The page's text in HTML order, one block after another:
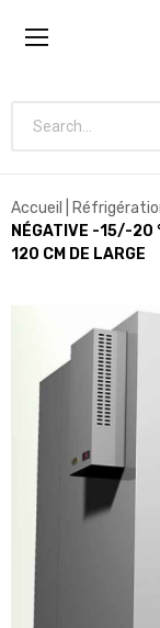
Search...
Accueil
NÉGATIVE -15/-20
120 CM DE LARGE